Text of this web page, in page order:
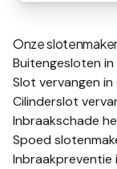
Onze
Buitengesloten
Slot vervangen
Cilinderslot
Inbraakschade
Spoed
Inbraakpreventie